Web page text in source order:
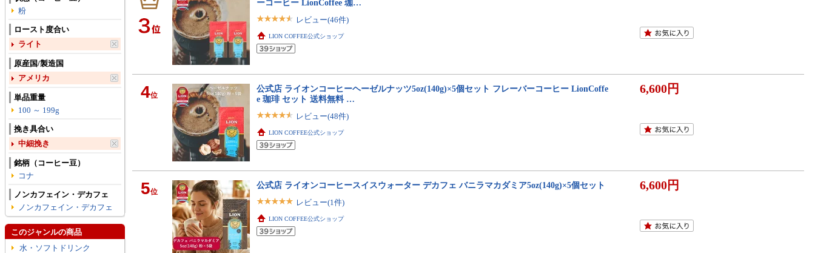
ーコーヒー LionCoffee 珈…
レビュー(46件)
LION COFFEE公式ショップ
4位
公式店 ライオンコーヒーヘーゼルナッツ5oz(140g)×5個セット フレーバーコーヒー LionCoffe
e 珈琲 セット 送料無料 …
レビュー(48件)
LION COFFEE公式ショップ
6,600円
5位
公式店 ライオンコーヒースイスウォーター デカフェ バニラマカダミア5oz(140g)×5個セット
レビュー(1件)
LION COFFEE公式ショップ
6,600円
粉
ロースト度合い
ライト
原産国/製造国
アメリカ
単品重量
100 ～ 199g
挽き具合い
中細挽き
銘柄（コーヒー豆）
コナ
ノンカフェイン・デカフェ
ノンカフェイン・デカフェ
このジャンルの商品
水・ソフトドリンク